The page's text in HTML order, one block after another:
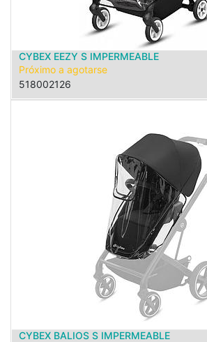
CYBEX EEZY S IMPERMEABLE
Próximo a agotarse
518002126
CYBEX BALIOS S IMPERMEABLE